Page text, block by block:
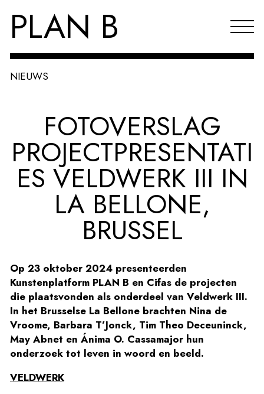
PLAN B
Agenda
Reflecties & publicaties
Over PLAN B
NIEUWS
FOTOVERSLAG
PROJECTPRESENTATI
ES VELDWERK III IN
LA BELLONE,
BRUSSEL
Op 23 oktober 2024 presenteerden
Kunstenplatform PLAN B en Cifas de projecten
die plaatsvonden als onderdeel van Veldwerk III.
In het Brusselse La Bellone brachten Nina de
Vroome, Barbara T’Jonck, Tim Theo Deceuninck,
May Abnet en Ánima O. Cassamajor hun
onderzoek tot leven in woord en beeld.
VELDWERK